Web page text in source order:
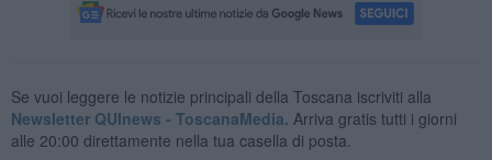
Se vuoi leggere le notizie principali della Toscana iscriviti alla
Newsletter QUInews - ToscanaMedia. Arriva gratis tutti i giorni
alle 20:00 direttamente nella tua casella di posta.